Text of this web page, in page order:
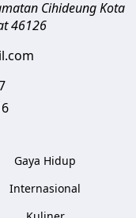
CihideungKota
46126
Gaya Hidup
Internasional